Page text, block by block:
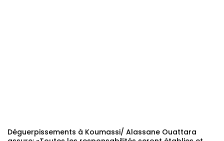
Déguerpissements à Koumassi/ Alassane Ouattara